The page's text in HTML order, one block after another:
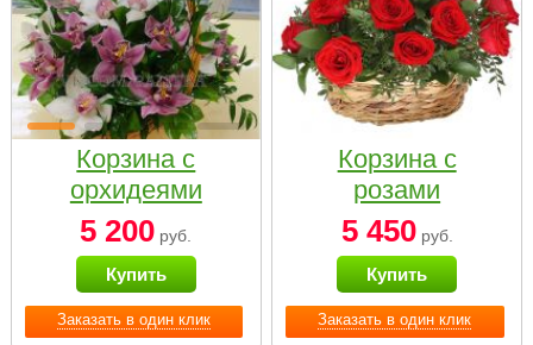
Заказать в один клик
Корзина с
орхидеями
малая
5 200 руб.
Купить
Заказать в один клик
Корзина с
розами
«Красный
Париж»
5 450руб.
Купить